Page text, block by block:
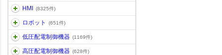
HMI (8325件)
ロボット (651件)
低圧配電制御機器 (1169件)
高圧配電制御機器 (628件)